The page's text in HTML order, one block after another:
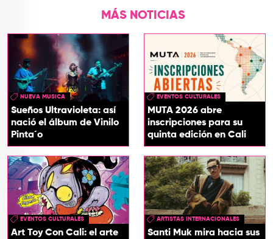
MÁS NOTICIAS
NUEVA MUSICA
Sueños Ultravioleta: así
nació el álbum de Vinilo
Pinta´o
EVENTOS CULTURALES
MUTA 2026 abre
inscripciones para su
quinta edición en Cali
EVENTOS CULTURALES
Art Toy Con Cali: el arte
ARTISTAS INTERNACIONALES
Santi Muk mira hacia sus